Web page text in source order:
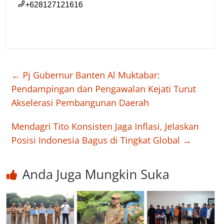
← Pj Gubernur Banten Al Muktabar:
Pendampingan dan Pengawalan Kejati Turut
Akselerasi Pembangunan Daerah
Mendagri Tito Konsisten Jaga Inflasi, Jelaskan
Posisi Indonesia Bagus di Tingkat Global →
Anda Juga Mungkin Suka